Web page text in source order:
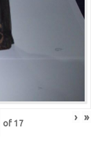
of 17 › »